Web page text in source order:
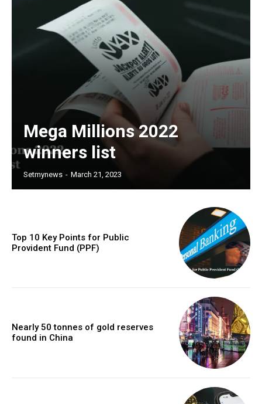
Mega Millions 2022
winners list
Setmynews - March 21, 2023
Top 10 Key Points for Public
Provident Fund (PPF)
Nearly 50 tonnes of gold reserves
found in China